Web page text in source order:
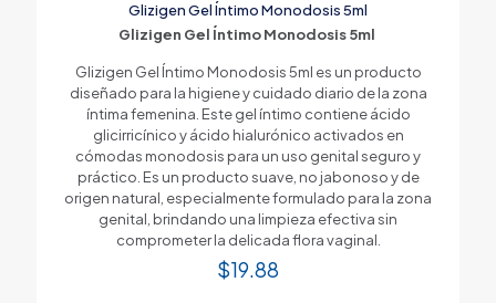
Glizigen Gel Íntimo Monodosis 5ml
Glizigen Gel Íntimo Monodosis 5ml
Glizigen Gel Íntimo Monodosis 5ml es un producto
diseñado para la higiene y cuidado diario de la zona
íntima femenina. Este gel íntimo contiene ácido
glicirricínico y ácido hialurónico activados en
cómodas monodosis para un uso genital seguro y
práctico. Es un producto suave, no jabonoso y de
origen natural, especialmente formulado para la zona
genital, brindando una limpieza efectiva sin
comprometer la delicada flora vaginal.
$19.88